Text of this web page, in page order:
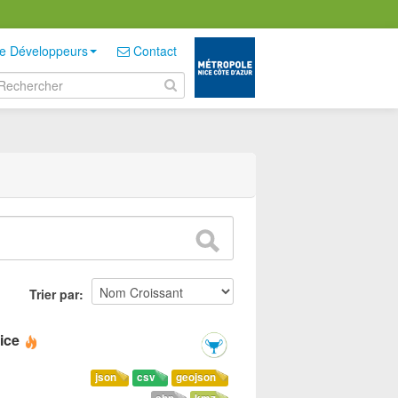
Développeurs Contact
Trier par
geojson
csv
json